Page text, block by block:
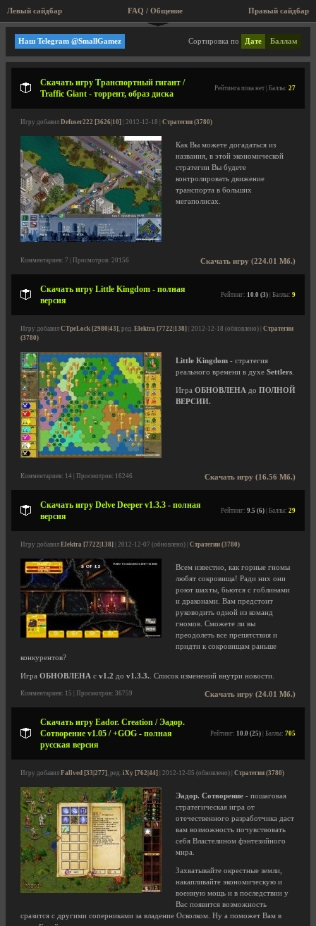
Левый сайдбар FAQ / Общение
Стратегии
Сортировка по Дате Баллам
Наш Telegram @SmallGamez
Скачать игру Транспортный гигант /
Traffic Giant - торрент, образ диска
Рейтинга пока нет | Баллы: 27
Игру добавил Defuser222 [3626|10] | 2012-12-18 | Стратегии (3780)
Как Вы можете догадаться из
названия, в этой экономической
стратегии Вы будете
контролировать движение
транспорта в больших
мегаполисах.
Скачать игру (224.01 Мб.)
Комментариев: 7 | Просмотров: 20156
Скачать игру Little Kingdom - полная
версия
Рейтинг: 10.0 (3) | Баллы: 9
Игру добавил CTpeLock [2980|43], ред. Elektra [7722|138] | 2012-12-18 (обновлено) | Стратегии
(3780)
Little Kingdom - стратегия
реального времени в духе Settlers
Игра ОБНОВЛЕНА до ПОЛНОЙ
ВЕРСИИ.
Скачать игру (16.56 Мб.)
Комментариев: 14 | Просмотров: 16246
Скачать игру Delve Deeper v1.3.3 - полная
версия
Рейтинг: 9.5 (6) | Баллы: 29
Игру добавил Elektra [7722|138] | 2012-12-07 (обновлено) | Стратегии (3780)
Всем известно, как горные гномы
любят сокровища! Ради них они
роют шахты, бьются с гоблинами
и драконами. Вам предстоит
руководить одной из команд
гномов. Сможете ли вы
преодолеть все препятствия и
придти к сокровищам раньше
конкурентов?
Игра ОБНОВЛЕНА с v1.2 до v1.3.3. . Список изменений внутри новости.
Скачать игру (24.01 Мб.)
Комментариев: 15 | Просмотров: 36759
Скачать игру Eador. Creation / Эадор.
Сотворение v1.05 / +GOG - полная
русская версия
Рейтинг: 10.0 (25) | Баллы: 705
Игру добавил Fallved [33|277], ред. iXy [762|44] | 2012-12-05 (обновлено) | Стратегии (3780)
Эадор. Сотворение - пошаговая
стратегическая игра от
отечественного разработчика даст
вам возможность почувствовать
себя Властелином фэнтезийного
мира.
Захватывайте окрестные земли,
накапливайте экономическую и
военную мощь и в последствии у
Вас появится возможность
сразится с другими соперниками за владение Осколком. Ну а поможет Вам в